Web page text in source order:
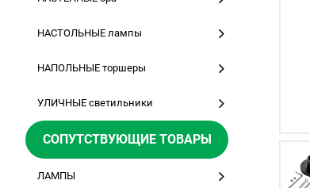
НАСТОЛЬНЫЕ лампы
НАПОЛЬНЫЕ торшеры
УЛИЧНЫЕ светильники
СОПУТСТВУЮЩИЕ ТОВАРЫ
ЛАМПЫ